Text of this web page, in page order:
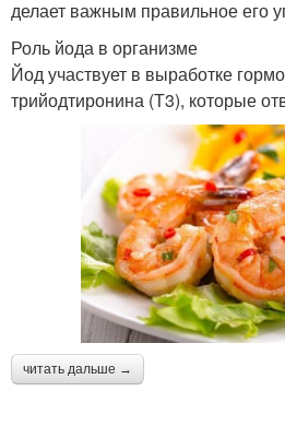
делает важным правильное его
Роль йода в организме
Йод участвует в выработке
трийодтиронина (Т3), которые
читать дальше →